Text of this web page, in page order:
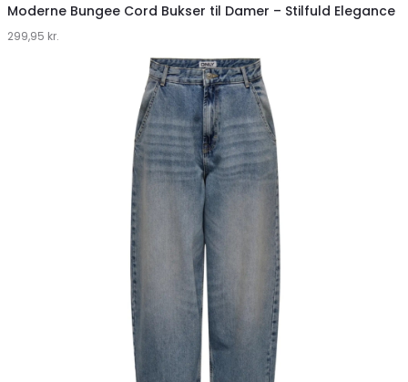
hos
Klædeskabet.dk
Moderne Bungee Cord Bukser til Damer – Stilfuld Elegance
299,95 kr.